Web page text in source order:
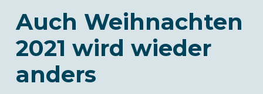
Auch Weihnachten
2021 wird wieder
anders